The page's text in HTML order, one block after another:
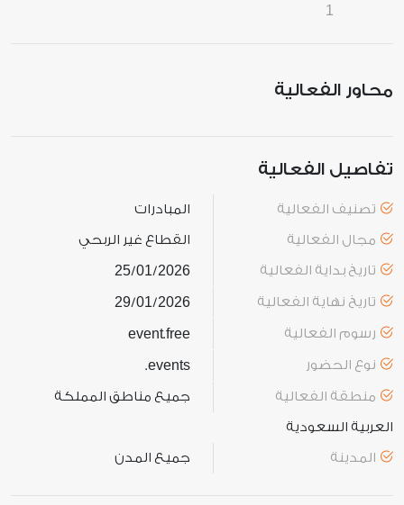
1
محاور الفعالية
تفاصيل الفعالية
تصنيف الفعالية
المبادرات
مجال الفعالية
القطاع غير الربحي
تاريخ بداية الفعالية
25/01/2026
تاريخ نهاية الفعالية 29/01/2026
رسوم الفعالية event.free
نوع الحضور events
.
منطقة الفعالية
جميع مناطق المملكة
العربية السعودية
المدينة
جميع المدن